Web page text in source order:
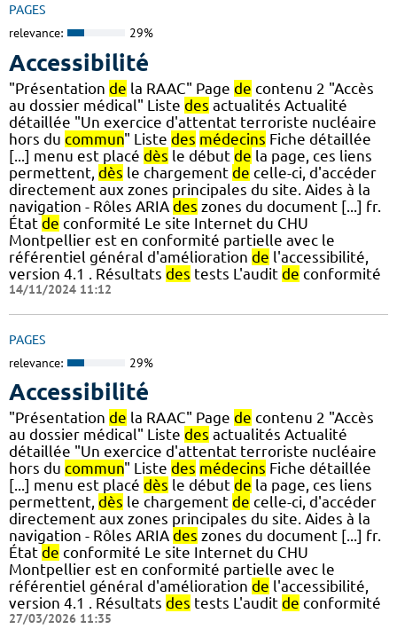
PAGES
relevance: 29%
Accessibilité
"Présentation de la RAAC" Page de contenu 2 "Accès
au dossier médical" Liste des actualités Actualité
détaillée "Un exercice d'attentat terroriste nucléaire
hors du commun" Liste des médecins Fiche détaillée
[...] menu est placé dès le début de la page, ces liens
permettent, dès le chargement de celle-ci, d'accéder
directement aux zones principales du site. Aides à la
navigation - Rôles ARIA des zones du document [...] fr.
État de conformité Le site Internet du CHU
Montpellier est en conformité partielle avec le
référentiel général d'amélioration de l'accessibilité,
version 4.1 . Résultats des tests L'audit de conformité
14/11/2024 11:12
PAGES
relevance: 29%
Accessibilité
"Présentation de la RAAC" Page de contenu 2 "Accès
au dossier médical" Liste des actualités Actualité
détaillée "Un exercice d'attentat terroriste nucléaire
hors du commun" Liste des médecins Fiche détaillée
[...] menu est placé dès le début de la page, ces liens
permettent, dès le chargement de celle-ci, d'accéder
directement aux zones principales du site. Aides à la
navigation - Rôles ARIA des zones du document [...] fr.
État de conformité Le site Internet du CHU
Montpellier est en conformité partielle avec le
référentiel général d'amélioration de l'accessibilité,
version 4.1 . Résultats des tests L'audit de conformité
27/03/2026 11:35